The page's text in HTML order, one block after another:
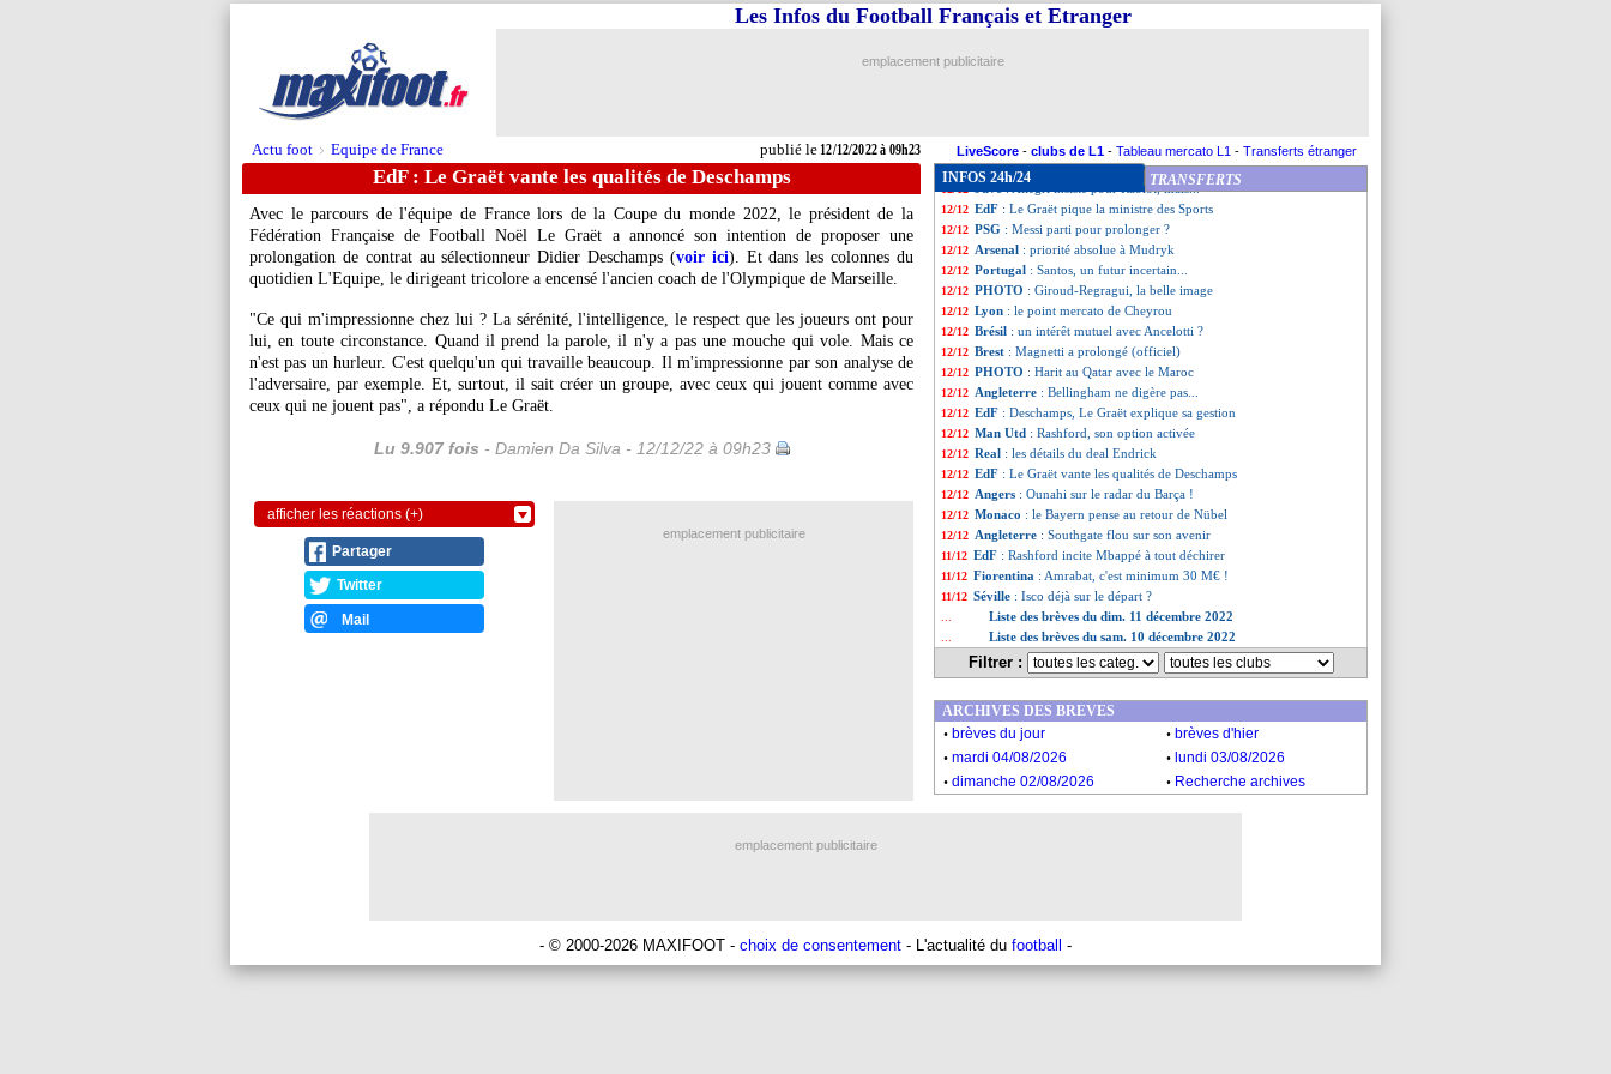
Actu foot > Equipe de France publié le12/12/2022 à 09h23
Les Infos du Football Français et Etranger
emplacement publicitaire
LiveScore - clubs de L1 - Tableau mercato L1 - Transferts étranger
EdF : Le Graët vante les qualités de Deschamps
Avec le parcours de l'équipe de France lors de la Coupe du monde 2022, le président de la
Fédération Française de Football Noël Le Graët a annoncé son intention de proposer une
prolongation de contrat au sélectionneur Didier Deschamps (voir ici). Et dans les colonnes du
quotidien L'Equipe, le dirigeant tricolore a encensé l'ancien coach de l'Olympique de Marseille.
"Ce qui m'impressionne chez lui ? La sérénité, l'intelligence, le respect que les joueurs ont pour
lui, en toute circonstance. Quand il prend la parole, il n'y a pas une mouche qui vole. Mais ce
n'est pas un hurleur. C'est quelqu'un qui travaille beaucoup. Il m'impressionne par son analyse de
l'adversaire, par exemple. Et, surtout, il sait créer un groupe, avec ceux qui jouent comme avec
ceux qui ne jouent pas", a répondu Le Graët.
Lu 9.907 fois - Damien Da Silva - 12/12/22 à 09h23
afficher les réactions (+)
Partager
Twitter
Mail
INFOS 24h/24 TRANSFERTS
12/12 Arsenal: Joao Félix également suivi ?
12/12 EdF: Koundé pas surpris par Bounou
12/12 EdF: le Maroc, Varane prévient du piège
12/12 CdM: Ronaldo voit la France l'emporter
12/12 Croatie: pas de plan anti-Messi
: Allegri insiste pour Rabiot, mais...
12/12 EdF : Le Graët pique la ministre des Sports
12/12 PSG : Messi parti pour prolonger ?
12/12 Arsenal : priorité absolue à Mudryk
12/12 Portugal : Santos, un futur incertain...
12/12 PHOTO : Giroud-Regragui, la belle image
12/12 Lyon : le point mercato de Cheyrou
12/12 Brésil : un intérêt mutuel avec Ancelotti ?
12/12 Brest : Magnetti a prolongé (officiel)
12/12 PHOTO : Harit au Qatar avec le Maroc
12/12 Angleterre : Bellingham ne digère pas...
12/12 EdF : Deschamps, Le Graët explique sa gestion
12/12 Man Utd : Rashford, son option activée
12/12 Real : les détails du deal Endrick
12/12 EdF : Le Graët vante les qualités de Deschamps
12/12 Angers : Ounahi sur le radar du Barça !
12/12 Monaco : le Bayern pense au retour de Nübel
12/12 Angleterre : Southgate flou sur son avenir
11/12 EdF : Rashford incite Mbappé à tout déchirer
11/12 Fiorentina : Amrabat, c'est minimum 30 M€ !
11/12 Séville : Isco déjà sur le départ ?
Liste des brèves du dim. 11 décembre 2022
Liste des brèves du sam. 10 décembre 2022
Filtrer :
emplacement publicitaire
ARCHIVES DES BREVES
. brèves du jour . brèves d'hier
. mardi 04/08/2026 . lundi 03/08/2026
. dimanche 02/08/2026 . Recherche archives
emplacement publicitaire
- © 2000-2026 MAXIFOOT - choix de consentement - L'actualité du football -